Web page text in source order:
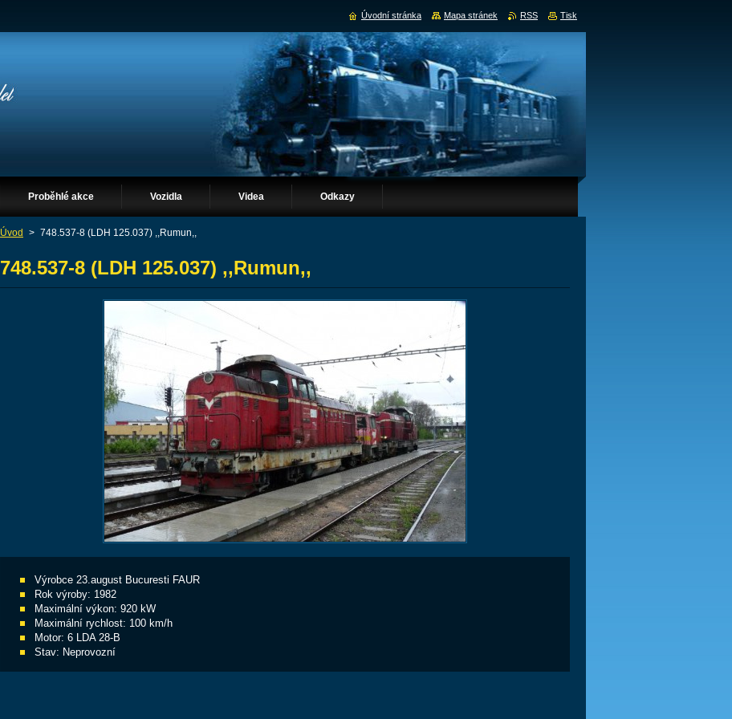
Proběhlé akce Vozidla Videa Odkazy
Úvod > 748.537-8 (LDH 125.037) ,,Rumun,,
748.537-8 (LDH 125.037) ,,Rumun,,
Výrobce 23.august Bucuresti FAUR
Rok výroby: 1982
Maximální výkon: 920 kW
Maximální rychlost: 100 km/h
Motor: 6 LDA 28-B
Stav: Neprovozní
Úvodní stránka Mapa stránek RSS Tisk